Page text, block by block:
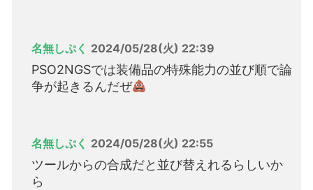
名無しぷく 2024/05/28(火) 22:39
PSO2NGSでは装備品の特殊能力の並び順で論
争が起きるんだぜ
名無しぷく 2024/05/28(火) 22:55
ツールからの合成だと並び替えれるらしいか
ら